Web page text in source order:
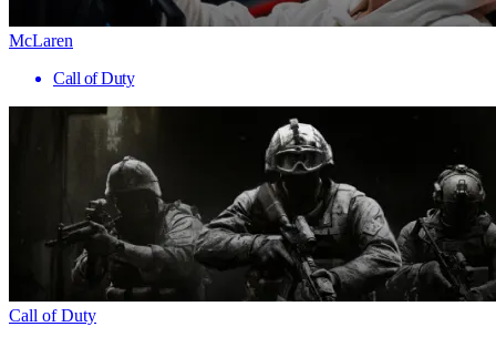
McLaren
Call of Duty
Call of Duty